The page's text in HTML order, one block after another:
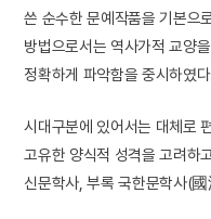
쓴 순수한 문예작품을 기본으
방법으로서는 역사가적 교양
정확하게 파악함을 중시하였
시대구분에 있어서는 대체로
고유한 양식적 성격을 고려하
신문학사, 부록 국한문학사(